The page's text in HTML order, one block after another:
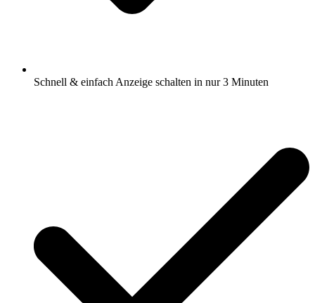
Schnell & einfach Anzeige schalten in nur 3 Minuten